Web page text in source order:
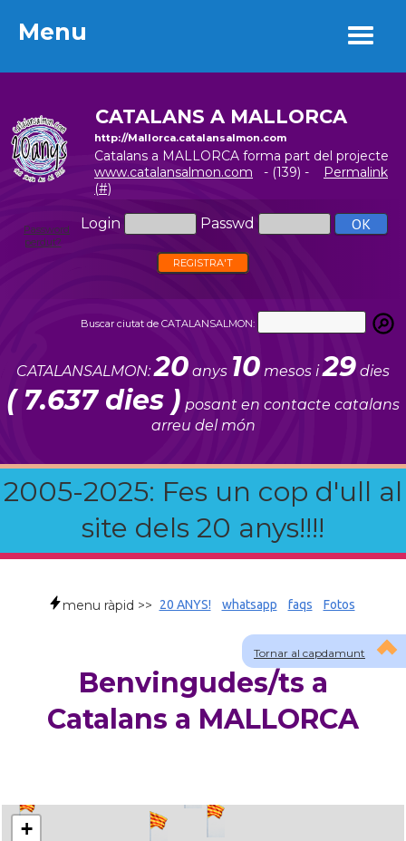
Menu
CATALANS A MALLORCA
http://Mallorca.catalansalmon.com
Catalans a MALLORCA forma part del projecte
www.catalansalmon.com - (139) -
Permalink
(#)
Login Passwd
Password
perdut?
REGISTRA'T
Buscar ciutat de CATALANSALMON:
CATALANSALMON:20 anys 10 mesos i29 dies
( 7.637 dies ) posant en contacte catalans
arreu del món
2005-2025: Fes un cop d'ull al
site dels 20 anys!!!!
Menu
Tornar al capdamunt
menu ràpid >> 20 ANYS! whatsapp faqs Fotos
Benvingudes/ts a
Catalans a MALLORCA
+